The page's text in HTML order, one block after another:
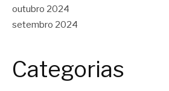
outubro 2024
setembro 2024
Categorias